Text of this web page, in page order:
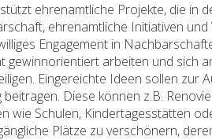
ehrenamtliche Projekte, die in
ehrenamtliche Initiativen
Engagement in
gewinnorientiert arbeiten und sich
Eingereichte Ideen sollen zur
Diese können z.B.
wie Schulen, Kindertagesstätten
Plätze zu verschönern,